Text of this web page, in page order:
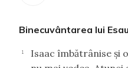
Binecuvântarea lui Esau
1 Isaac îmbătrânise şi